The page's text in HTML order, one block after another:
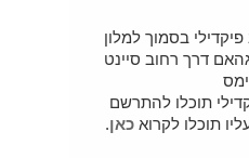
בסמוך למלון
דרך רחוב סיינט
תוכלו להתרשם
תוכלו לקרואכאן.